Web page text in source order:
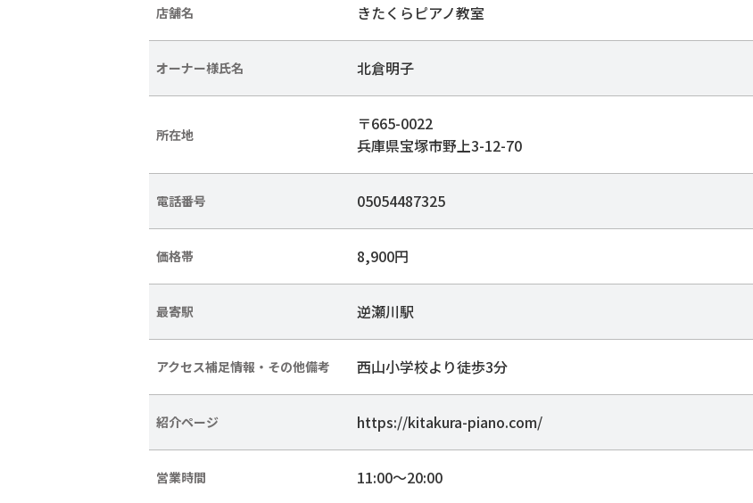
店舗名 きたくらピアノ教室
オーナー様氏名 北倉明子
所在地
〒665-0022
兵庫県宝塚市野上3-12-70
電話番号 05054487325
価格帯 8,900円
最寄駅 逆瀬川駅
アクセス補足情報・その他備考 西山小学校より徒歩3分
紹介ページ https://kitakura-piano.com/
営業時間 11:00～20:00